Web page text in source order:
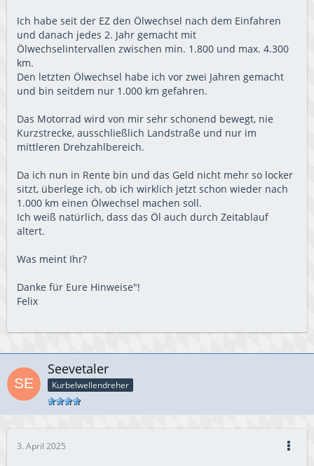
Ich habe seit der EZ den Ölwechsel nach dem Einfahren
und danach jedes 2. Jahr gemacht mit
Ölwechselintervallen zwischen min. 1.800 und max. 4.300
km.
Den letzten Ölwechsel habe ich vor zwei Jahren gemacht
und bin seitdem nur 1.000 km gefahren.
Das Motorrad wird von mir sehr schonend bewegt, nie
Kurzstrecke, ausschließlich Landstraße und nur im
mittleren Drehzahlbereich.
Da ich nun in Rente bin und das Geld nicht mehr so locker
sitzt, überlege ich, ob ich wirklich jetzt schon wieder nach
1.000 km einen Ölwechsel machen soll.
Ich weiß natürlich, dass das Öl auch durch Zeitablauf
altert.
Was meint Ihr?
Danke für Eure Hinweise"!
Felix
Seevetaler
Kurbelwellendreher
3. April 2025